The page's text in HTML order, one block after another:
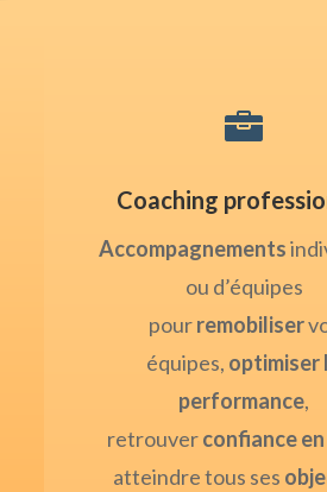

Coaching
Accompagnements
ou d’équipes
pourremobiliser
équipes, optimiser
performance,
retrouverconfiance
atteindre tous ses